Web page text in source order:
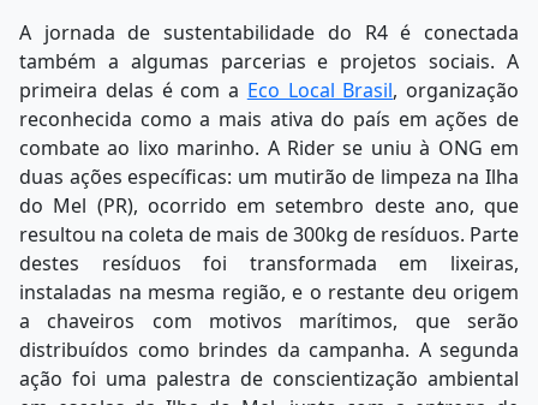
A jornada de sustentabilidade do R4 é conectada
também a algumas parcerias e projetos sociais. A
primeira delas é com a Eco Local Brasil, organização
reconhecida como a mais ativa do país em ações de
combate ao lixo marinho. A Rider se uniu à ONG em
duas ações específicas: um mutirão de limpeza na Ilha
do Mel (PR), ocorrido em setembro deste ano, que
resultou na coleta de mais de 300kg de resíduos. Parte
destes resíduos foi transformada em lixeiras,
instaladas na mesma região, e o restante deu origem
a chaveiros com motivos marítimos, que serão
distribuídos como brindes da campanha. A segunda
ação foi uma palestra de conscientização ambiental